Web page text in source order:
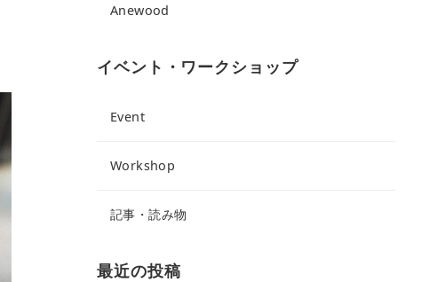
Anewood
イベント・ワークショップ
Event
Workshop
記事・読み物
最近の投稿